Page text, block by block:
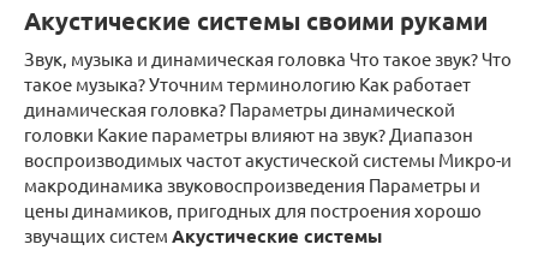
Акустические системы своими руками
Звук, музыка и динамическая головка Что такое звук? Что
такое музыка? Уточним терминологию Как работает
динамическая головка? Параметры динамической
головки Какие параметры влияют на звук? Диапазон
воспроизводимых частот акустической системы Микро-и
макродинамика звуковоспроизведения Параметры и
цены динамиков, пригодных для построения хорошо
звучащих систем Акустические системы